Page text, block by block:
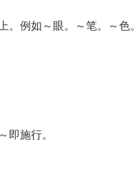
例如～眼。～笔。～色
施行。